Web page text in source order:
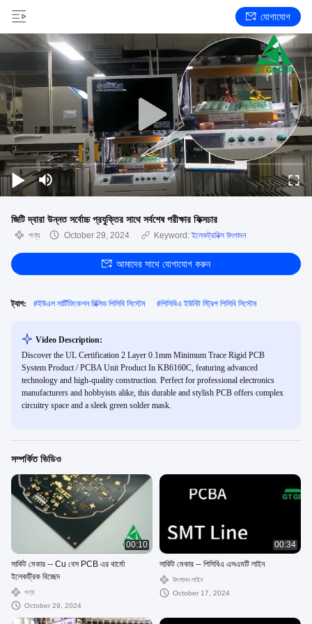
যোগাযোগ
জিটি দ্বারা উন্নত সর্বোচ্চ প্রযুক্তির সাথে সর্বশেষ পরীক্ষার ফিক্সচার
পণ্য October 29, 2024 Keyword: ইলেকট্রনিক্স উৎপাদন
আমাদের সাথে যোগাযোগ করুন
ট্যাগ: #ইউএল সার্টিফিকেশন রিক্সিড পিসিবি সিস্টেম #পিসিবিএ ইউনিট স্ট্রিপ পিসিবি সিস্টেম
Video Description:
Discover the UL Certification 2 Layer 0.1mm Minimum Trace Rigid PCB
System Product / PCBA Unit Product In KB6160C, featuring advanced
technology and high-quality construction. Perfect for professional electronics
manufacturers and hobbyists alike, this durable and stylish PCB offers complex
circuitry space and a sleek green solder mask.
সম্পর্কিত ভিডিও
00:10
সার্কিট মেকার -- Cu বেস PCB এর থার্মো
ইলেকট্রিক বিচ্ছেদ
পণ্য
October 29, 2024
00:34
সার্কিট মেকার -- পিসিবিএ এসএমটি লাইন
উৎপাদন লাইন
October 17, 2024